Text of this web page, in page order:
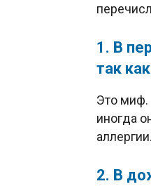
1. В
так
Это миф.
иногда
аллергии.
2. В